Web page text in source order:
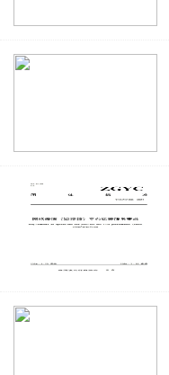
界及中国文化精粹，多
通过“一船好戏”，打造
验。截至目前，“爱达·